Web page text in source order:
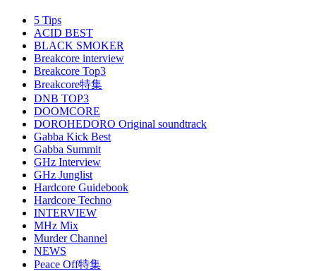
5 Tips
ACID BEST
BLACK SMOKER
Breakcore interview
Breakcore Top3
Breakcore特集
DNB TOP3
DOOMCORE
DOROHEDORO Original soundtrack
Gabba Kick Best
Gabba Summit
GHz Interview
GHz Junglist
Hardcore Guidebook
Hardcore Techno
INTERVIEW
MHz Mix
Murder Channel
NEWS
Peace Off特集